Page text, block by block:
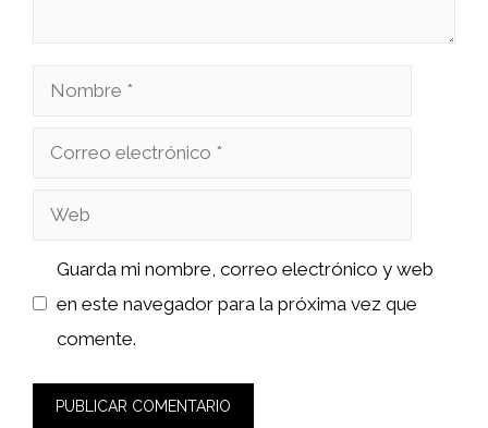
Nombre
Correo
Web
Guarda mi nombre, correo electrónico y web
en este navegador para la próxima vez que
comente.